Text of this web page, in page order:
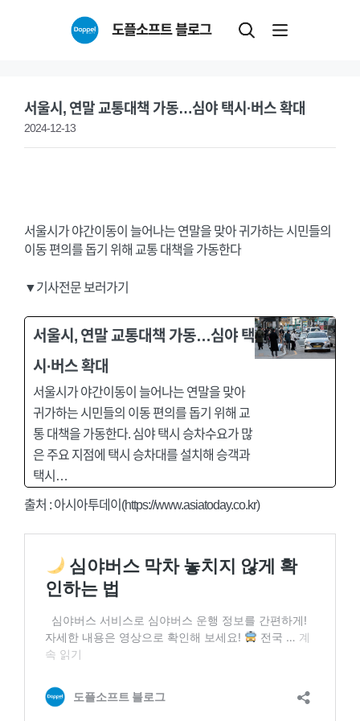
도플소프트 블로그
서울시, 연말 교통대책 가동…심야 택시·버스 확대
2024-12-13
서울시가 야간이동이 늘어나는 연말을 맞아 귀가하는 시민들의
이동 편의를 돕기 위해 교통 대책을 가동한다
▼기사전문 보러가기
서울시, 연말 교통대책 가동…심야 택
시·버스 확대
서울시가 야간이동이 늘어나는 연말을 맞아
귀가하는 시민들의 이동 편의를 돕기 위해 교
통 대책을 가동한다. 심야 택시 승차수요가 많
은 주요 지점에 택시 승차대를 설치해 승객과
택시…
출처 : 아시아투데이(https://www.asiatoday.co.kr)